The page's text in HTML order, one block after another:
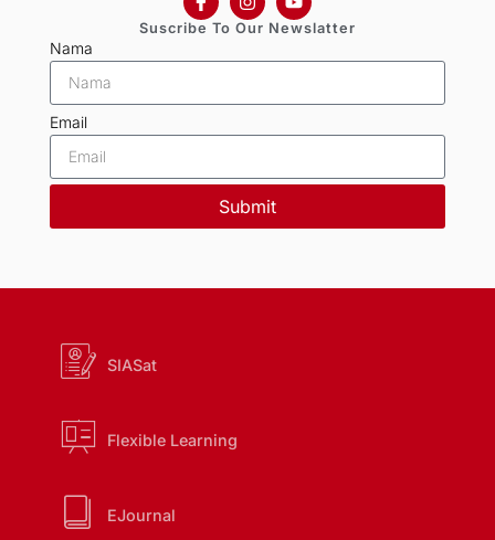
Suscribe To Our Newslatter
Nama
Email
Submit
SIASat
Flexible Learning
EJournal